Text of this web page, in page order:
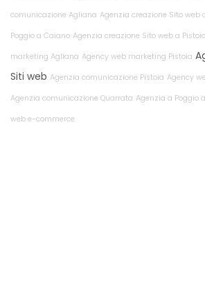
comunicazione Agliana Agenzia creazione Sito web
Poggio a Caiano Agenzia creazione Sito web a
marketing Agliana Agency web marketing Pistoia
Siti web Agenzia comunicazione Pistoia Agency
Agenzia comunicazione Quarrata Agenzia a Poggio
web e-commerce